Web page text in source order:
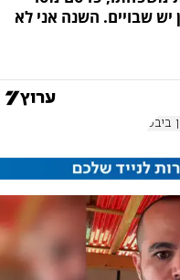
שבויים. השנה אני לא
ביבס